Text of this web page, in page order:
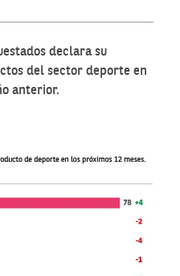
declara su
del sector deporte en
anterior.